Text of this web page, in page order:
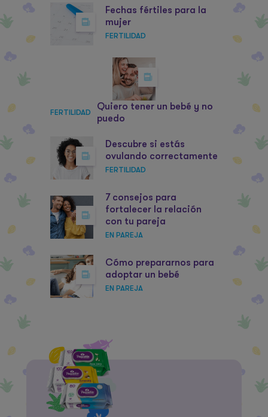
FERTILIDAD
Fechas fértiles para la
mujer
FERTILIDAD
Quiero tener un bebé y no
puedo
FERTILIDAD
Descubre si estás
ovulando correctamente
EN PAREJA
7 consejos para
fortalecer la relación
con tu pareja
EN PAREJA
Cómo prepararnos para
adoptar un bebé